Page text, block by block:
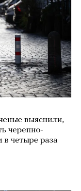
выяснили,
черепно-
в четыре раза